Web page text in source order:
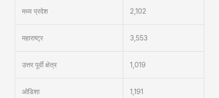
मध्य प्रदेश 2,102
महाराष्ट्र 3,553
उत्तर पूर्वी क्षेत्र 1,019
ओडिशा 1,191